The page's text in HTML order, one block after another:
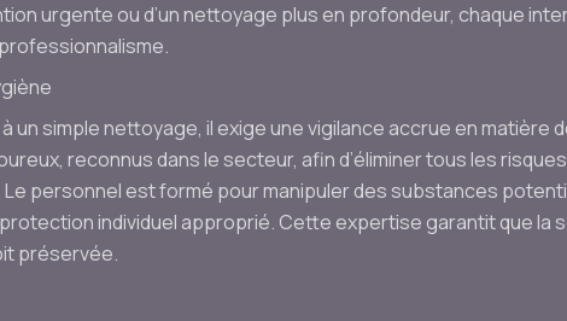
urgente ou d’un nettoyage plus en profondeur, chaque
simple nettoyage, il exige une vigilance accrue en matière
reconnus dans le secteur, afin d’éliminer tous les
personnel est formé pour manipuler des substances
individuel approprié. Cette expertise garantit que la
préservée.